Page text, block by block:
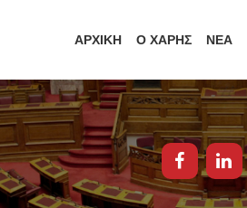
ΑΡΧΙΚΗ Ο ΧΑΡΗΣ ΝΕΑ